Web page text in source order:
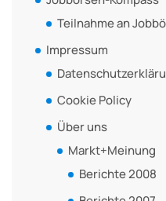
Teilnahme an
Impressum
Cookie Policy
Über uns
Markt+Meinung
Berichte 2008